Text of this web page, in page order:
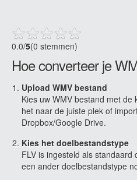
0.0/5(0 stemmen)
Hoe converteer je
Upload WMV bestand
Kies uw WMV bestand met
het naar de juiste plek of
Dropbox/Google Drive.
Kies het doelbestandstype
FLV is ingesteld als
een ander doelbestandstype